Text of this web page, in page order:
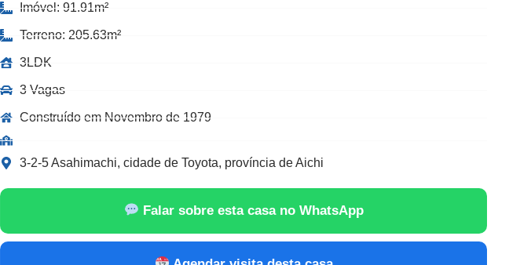
Imóvel: 91.91m²
Terreno: 205.63m²
3LDK
3 Vagas
Construído em Novembro de 1979
3-2-5 Asahimachi, cidade de Toyota, província de Aichi
Falar sobre esta casa no WhatsApp